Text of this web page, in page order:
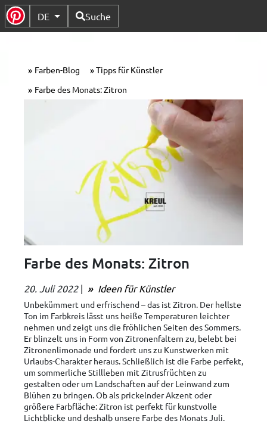
Untermenü Umschalten
DE Verfügbare Sprachen
Suche
Farben-Blog
Tipps für Künstler
Farbe des Monats: Zitron
Farbe des Monats: Zitron
20. Juli 2022 | Ideen für Künstler
Unbekümmert und erfrischend – das ist Zitron. Der hellste
Ton im Farbkreis lässt uns heiße Temperaturen leichter
nehmen und zeigt uns die fröhlichen Seiten des Sommers.
Er blinzelt uns in Form von Zitronenfaltern zu, belebt bei
Zitronenlimonade und fordert uns zu Kunstwerken mit
Urlaubs-Charakter heraus. Schließlich ist die Farbe perfekt,
um sommerliche Stillleben mit Zitrusfrüchten zu
gestalten oder um Landschaften auf der Leinwand zum
Blühen zu bringen. Ob als prickelnder Akzent oder
größere Farbfläche: Zitron ist perfekt für kunstvolle
Lichtblicke und deshalb unsere Farbe des Monats Juli.